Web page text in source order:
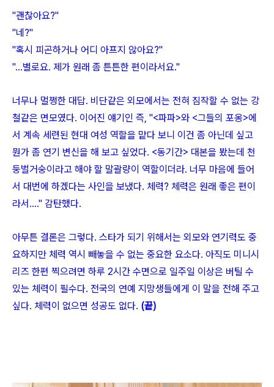
"괜찮아요?"
"네?"
"혹시 피곤하거나 어디 아프지 않아요?"
"…별로요. 제가 원래 좀 튼튼한 편이라서요."
너무나 멀쩡한 대답. 비단같은 외모에서는 전혀 짐작할 수 없는 강
철같은 면모였다. 이어진 얘기인 즉, "<파파>와 <그들의 포옹>에
서 계속 세련된 현대 여성 역할을 맡다 보니 이건 좀 아닌데 싶고
뭔가 좀 연기 변신을 해 보고 싶었다. <동기간> 대본을 봤는데 천
둥벌거숭이라고 해야 할 말괄량이 역할이더라. 너무 마음에 들어
서 대번에 하겠다는 사인을 보냈다. 체력? 체력은 원래 좋은 편이
라서…." 감탄했다.
아무튼 결론은 그렇다. 스타가 되기 위해서는 외모와 연기력도 중
요하지만 체력 역시 빼놓을 수 없는 중요한 요소다. 아직도 미니시
리즈 한편 찍으려면 하루 2시간 수면으로 일주일 이상은 버틸 수
있는 체력이 필수다. 전국의 연예 지망생들에게 이 말을 전해 주고
싶다. 체력이 없으면 성공도 없다. (끝)